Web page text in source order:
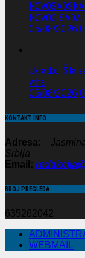
NOVOG SADA
05/08/2026 0
Ukratko: Šta
vrha
05/08/2026 0
KONTAKT INFO
Adresa:
Srbija
Email:
BROJ PREGLEDA
635262042
WEBMAIL